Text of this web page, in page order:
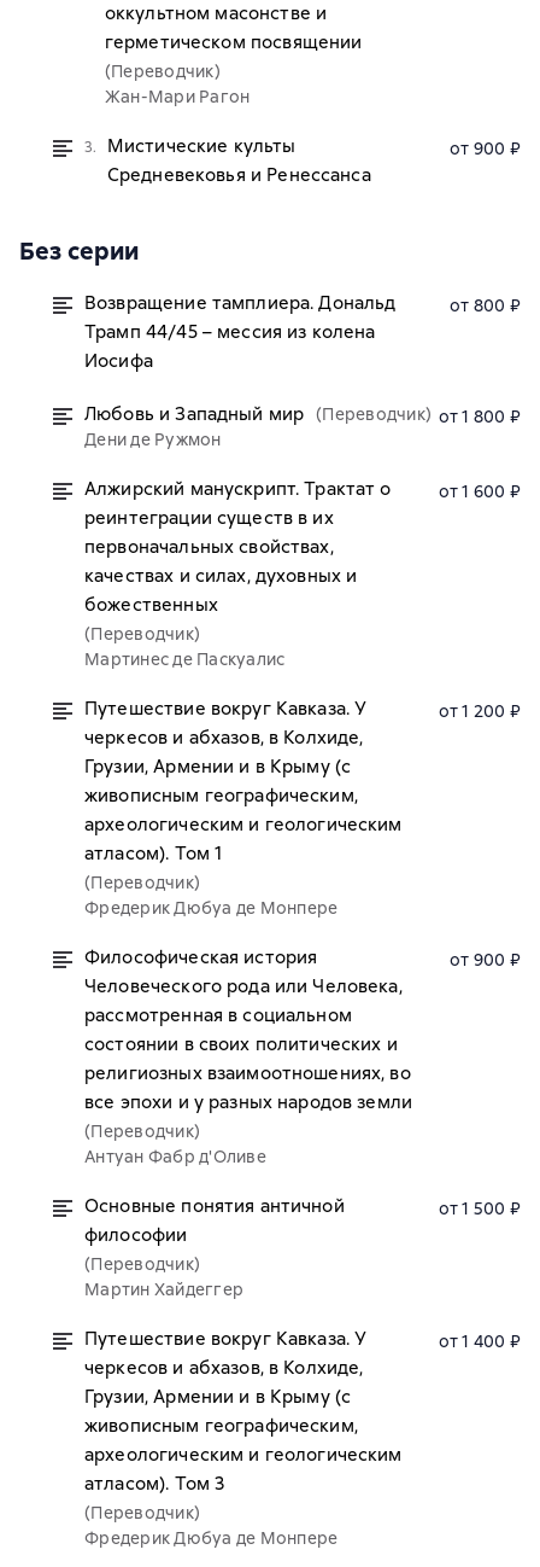
оккультном масонстве и
герметическом посвящении
(Переводчик)
Жан-Мари Рагон
3.
Мистические культы
Средневековья и Ренессанса
от 900 ₽
Без серии
Возвращение тамплиера. Дональд
Трамп 44/45 – мессия из колена
Иосифа
от 800 ₽
Любовь и Западный мир (Переводчик)
Дени де Ружмон
от 1 800 ₽
Алжирский манускрипт. Трактат о
реинтеграции существ в их
первоначальных свойствах,
качествах и силах, духовных и
божественных
(Переводчик)
Мартинес де Паскуалис
от 1 600 ₽
Путешествие вокруг Кавказа. У
черкесов и абхазов, в Колхиде,
Грузии, Армении и в Крыму (с
живописным географическим,
археологическим и геологическим
атласом). Том 1
(Переводчик)
Фредерик Дюбуа де Монпере
от 1 200 ₽
Философическая история
Человеческого рода или Человека,
рассмотренная в социальном
состоянии в своих политических и
религиозных взаимоотношениях, во
все эпохи и у разных народов земли
(Переводчик)
Антуан Фабр д'Оливе
от 900 ₽
Основные понятия античной
философии
(Переводчик)
Мартин Хайдеггер
от 1 500 ₽
Путешествие вокруг Кавказа. У
черкесов и абхазов, в Колхиде,
Грузии, Армении и в Крыму (с
живописным географическим,
археологическим и геологическим
атласом). Том 3
(Переводчик)
Фредерик Дюбуа де Монпере
от 1 400 ₽